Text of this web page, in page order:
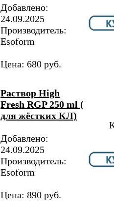
Добавлено:
24.09.2025
Производитель:
Esoform
Цена: 680 руб.
Раствор High
Fresh RGP 250 ml (
для жёстких КЛ)
Добавлено:
24.09.2025
Производитель:
Esoform
Цена: 890 руб.